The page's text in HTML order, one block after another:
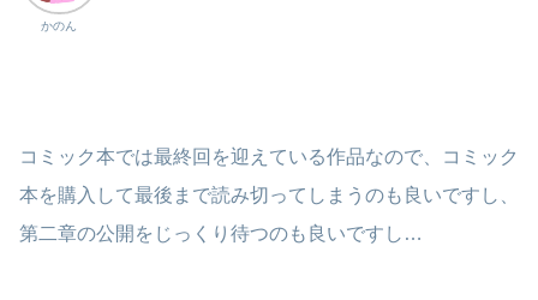
かのん
コミック本では最終回を迎えている作品なので、コミック
本を購入して最後まで読み切ってしまうのも良いですし、
第二章の公開をじっくり待つのも良いですし…